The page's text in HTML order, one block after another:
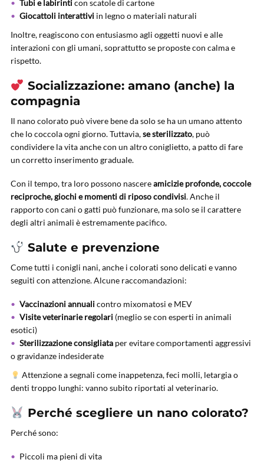
Tubi e labirinticon scatole di cartone
Giocattoli interattivi in legno o materiali naturali
Inoltre, reagiscono con entusiasmo agli oggetti nuovi e alle
interazioni con gli umani, soprattutto se proposte con calma e
rispetto.
Socializzazione: amano (anche) la
compagnia
Il nano colorato può vivere bene da solo se ha un umano attento
che lo coccola ogni giorno. Tuttavia,se sterilizzato, può
condividere la vita anche con un altro coniglietto, a patto di fare
un corretto inserimento graduale.
Con il tempo, tra loro possono nascereamicizie profonde, coccole
reciproche, giochi e momenti di riposo condivisi. Anche il
rapporto con cani o gatti può funzionare, ma solo se il carattere
degli altri animali è estremamente pacifico.
Salute e prevenzione
Come tutti i conigli nani, anche i colorati sono delicati e vanno
seguiti con attenzione. Alcune raccomandazioni:
Vaccinazioni annualicontro mixomatosi e MEV
Visite veterinarie regolari (meglio se con esperti in animali
esotici)
Sterilizzazione consigliata per evitare comportamenti aggressivi
o gravidanze indesiderate
Attenzione a segnali come inappetenza, feci molli, letargia o
denti troppo lunghi: vanno subito riportati al veterinario.
Perché scegliere un nano colorato?
Perché sono:
Piccoli ma pieni di vita